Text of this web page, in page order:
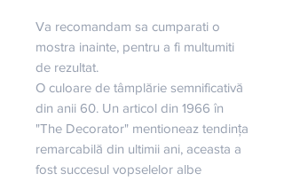
Va recomandam sa cumparati o
mostra inainte, pentru a fi multumiti
de rezultat.
O culoare de tâmplărie semnificativă
din anii 60. Un articol din 1966 în
"The Decorator" mentioneaz tendința
remarcabilă din ultimii ani, aceasta a
fost succesul vopselelor albe